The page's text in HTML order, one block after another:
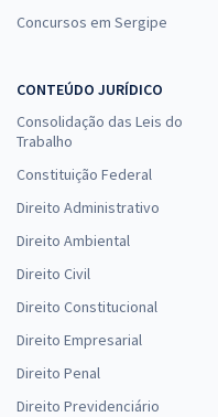
Concursos em Sergipe
CONTEÚDO JURÍDICO
Consolidação das Leis do
Trabalho
Constituição Federal
Direito Administrativo
Direito Ambiental
Direito Civil
Direito Constitucional
Direito Empresarial
Direito Penal
Direito Previdenciário